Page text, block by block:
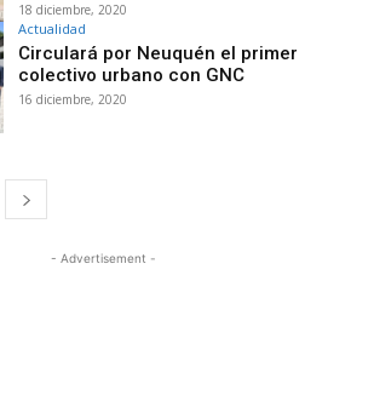
18 diciembre, 2020
Actualidad
Circulará por Neuquén el primer
colectivo urbano con GNC
16 diciembre, 2020
- Advertisement -